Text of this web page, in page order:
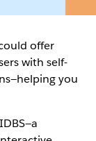
offer
with self-
you